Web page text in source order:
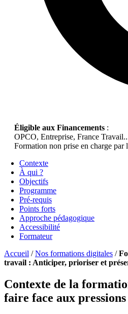
Éligible aux Financements :
OPCO, Entreprise, France
Formation non prise en charge par
Contexte
À qui ?
Objectifs
Programme
Pré-requis
Points forts
Approche pédagogique
Accessibilité
Formateur
Accueil /Nos formations digitales /
travail : Anticiper, prioriser et
Contexte de la
faire face aux